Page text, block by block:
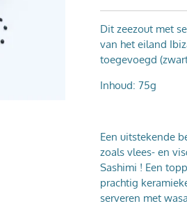
Dit zeezout met
van het eiland
toegevoegd
Inhoud: 75g
Een uitstekende
zoals vlees- en
Sashimi ! Een
prachtig
serveren met